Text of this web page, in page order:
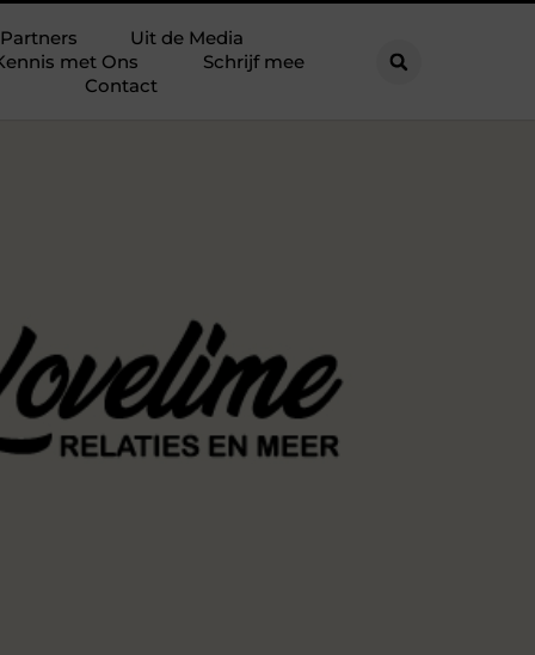
Partners
Uit de Media
met Ons
Schrijf mee
Contact